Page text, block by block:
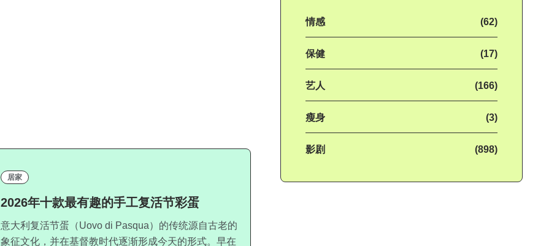
居家
2026年十款最有趣的手工复活节彩蛋
意大利复活节蛋（Uovo di Pasqua）的传统源自古老的
象征文化，并在基督教时代逐渐形成今天的形式。早在
情感 (62)
保健 (17)
艺人 (166)
瘦身 (3)
影剧 (898)